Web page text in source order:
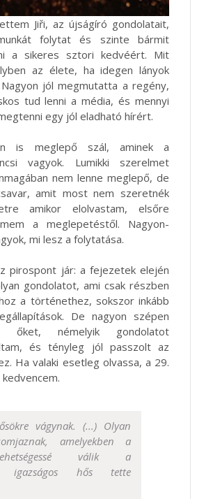
Jiři, az újságíró gondolatait,
folytat és szinte bármit
a sikeres sztori kedvéért. Mit
az élete, ha idegen lányok
jól megmutatta a regény,
tud lenni a média, és mennyi
egy jól eladható hírért.
is meglepő szál, aminek a
vagyok. Lumikki szerelmet
nem lenne meglepő, de
amit most nem szeretnék
amikor elolvastam, elsőre
a meglepetéstől. Nagyon-
mi lesz a folytatása.
pirospont jár: a fejezetek elején
gondolatot, ami csak részben
a történethez, sokszor inkább
De nagyon szépen
őket, némelyik gondolatot
és tényleg jól passzolt az
Ha valaki esetleg olvassa, a 29.
vágynak. (...) Olyan
amelyekben a
válik a
igazságos hős tette